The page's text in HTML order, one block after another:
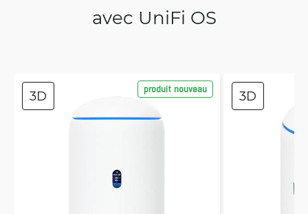
avec UniFi OS
3D produit nouveau 3D